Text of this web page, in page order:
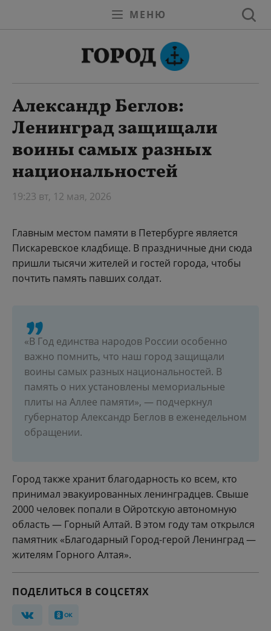
МЕНЮ
Александр Беглов:
Ленинград защищали
воины самых разных
национальностей
19:23 вт, 12 мая, 2026
Главным местом памяти в Петербурге является
Пискаревское кладбище. В праздничные дни сюда
пришли тысячи жителей и гостей города, чтобы
почтить память павших солдат.
«В Год единства народов России особенно
важно помнить, что наш город защищали
воины самых разных национальностей. В
память о них установлены мемориальные
плиты на Аллее памяти», — подчеркнул
губернатор Александр Беглов в еженедельном
обращении.
Город также хранит благодарность ко всем, кто
принимал эвакуированных ленинградцев. Свыше
2000 человек попали в Ойротскую автономную
область — Горный Алтай. В этом году там открылся
памятник «Благодарный Город-герой Ленинград —
жителям Горного Алтая».
ПОДЕЛИТЬСЯ В СОЦСЕТЯХ